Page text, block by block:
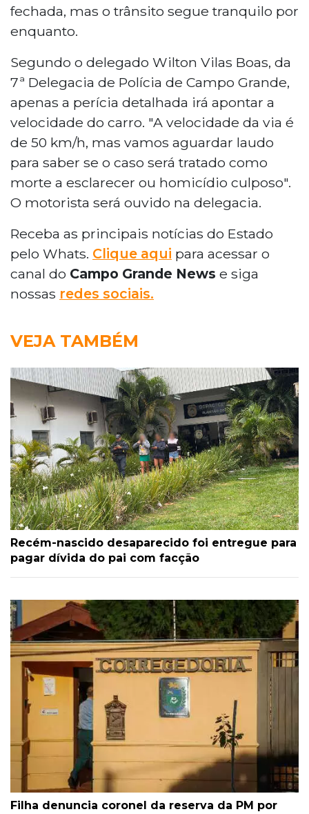
fechada, mas o trânsito segue tranquilo por
enquanto.
Segundo o delegado Wilton Vilas Boas, da
7ª Delegacia de Polícia de Campo Grande,
apenas a perícia detalhada irá apontar a
velocidade do carro. "A velocidade da via é
de 50 km/h, mas vamos aguardar laudo
para saber se o caso será tratado como
morte a esclarecer ou homicídio culposo".
O motorista será ouvido na delegacia.
Receba as principais notícias do Estado
pelo Whats. Clique aqui para acessar o
canal do Campo Grande News e siga
nossas redes sociais.
VEJA TAMBÉM
Recém-nascido desaparecido foi entregue para
pagar dívida do pai com facção
Filha denuncia coronel da reserva da PM por